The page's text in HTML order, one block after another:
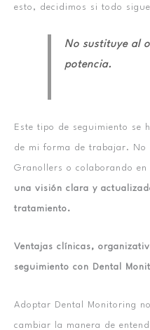
esto, decidimos si todo
No sustituye al
potencia.
Este tipo de seguimiento se
de mi forma de trabajar. No
Granollers o colaborando
una visión clara y
tratamiento.
Ventajas clínicas,
seguimiento con Dental
Adoptar Dental Monitoring
cambiar la manera de